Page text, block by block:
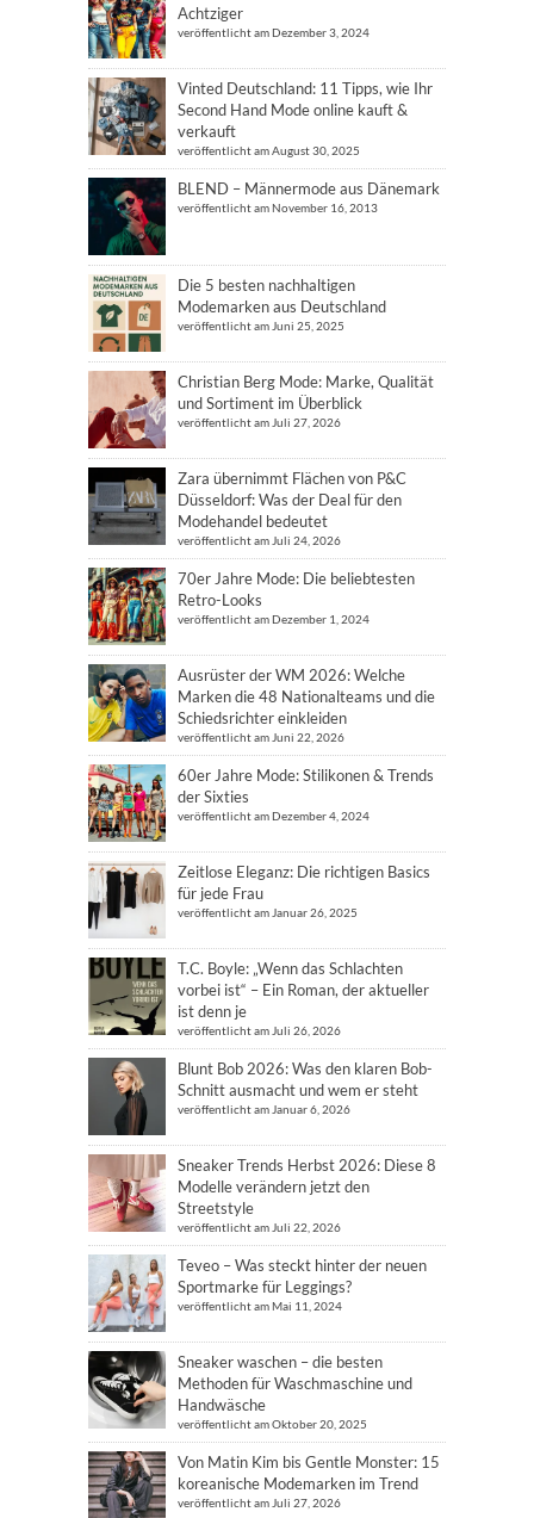
Achtziger
veröffentlicht am Dezember 3, 2024
Vinted Deutschland: 11 Tipps, wie Ihr
Second Hand Mode online kauft &
verkauft
veröffentlicht am August 30, 2025
BLEND – Männermode aus Dänemark
veröffentlicht am November 16, 2013
Die 5 besten nachhaltigen
Modemarken aus Deutschland
veröffentlicht am Juni 25, 2025
Christian Berg Mode: Marke, Qualität
und Sortiment im Überblick
veröffentlicht am Juli 27, 2026
Zara übernimmt Flächen von P&C
Düsseldorf: Was der Deal für den
Modehandel bedeutet
veröffentlicht am Juli 24, 2026
70er Jahre Mode: Die beliebtesten
Retro-Looks
veröffentlicht am Dezember 1, 2024
Ausrüster der WM 2026: Welche
Marken die 48 Nationalteams und die
Schiedsrichter einkleiden
veröffentlicht am Juni 22, 2026
60er Jahre Mode: Stilikonen & Trends
der Sixties
veröffentlicht am Dezember 4, 2024
Zeitlose Eleganz: Die richtigen Basics
für jede Frau
veröffentlicht am Januar 26, 2025
T.C. Boyle: „Wenn das Schlachten
vorbei ist“ – Ein Roman, der aktueller
ist denn je
veröffentlicht am Juli 26, 2026
Blunt Bob 2026: Was den klaren Bob-
Schnitt ausmacht und wem er steht
veröffentlicht am Januar 6, 2026
Sneaker Trends Herbst 2026: Diese 8
Modelle verändern jetzt den
Streetstyle
veröffentlicht am Juli 22, 2026
Teveo – Was steckt hinter der neuen
Sportmarke für Leggings?
veröffentlicht am Mai 11, 2024
Sneaker waschen – die besten
Methoden für Waschmaschine und
Handwäsche
veröffentlicht am Oktober 20, 2025
Von Matin Kim bis Gentle Monster: 15
koreanische Modemarken im Trend
veröffentlicht am Juli 27, 2026